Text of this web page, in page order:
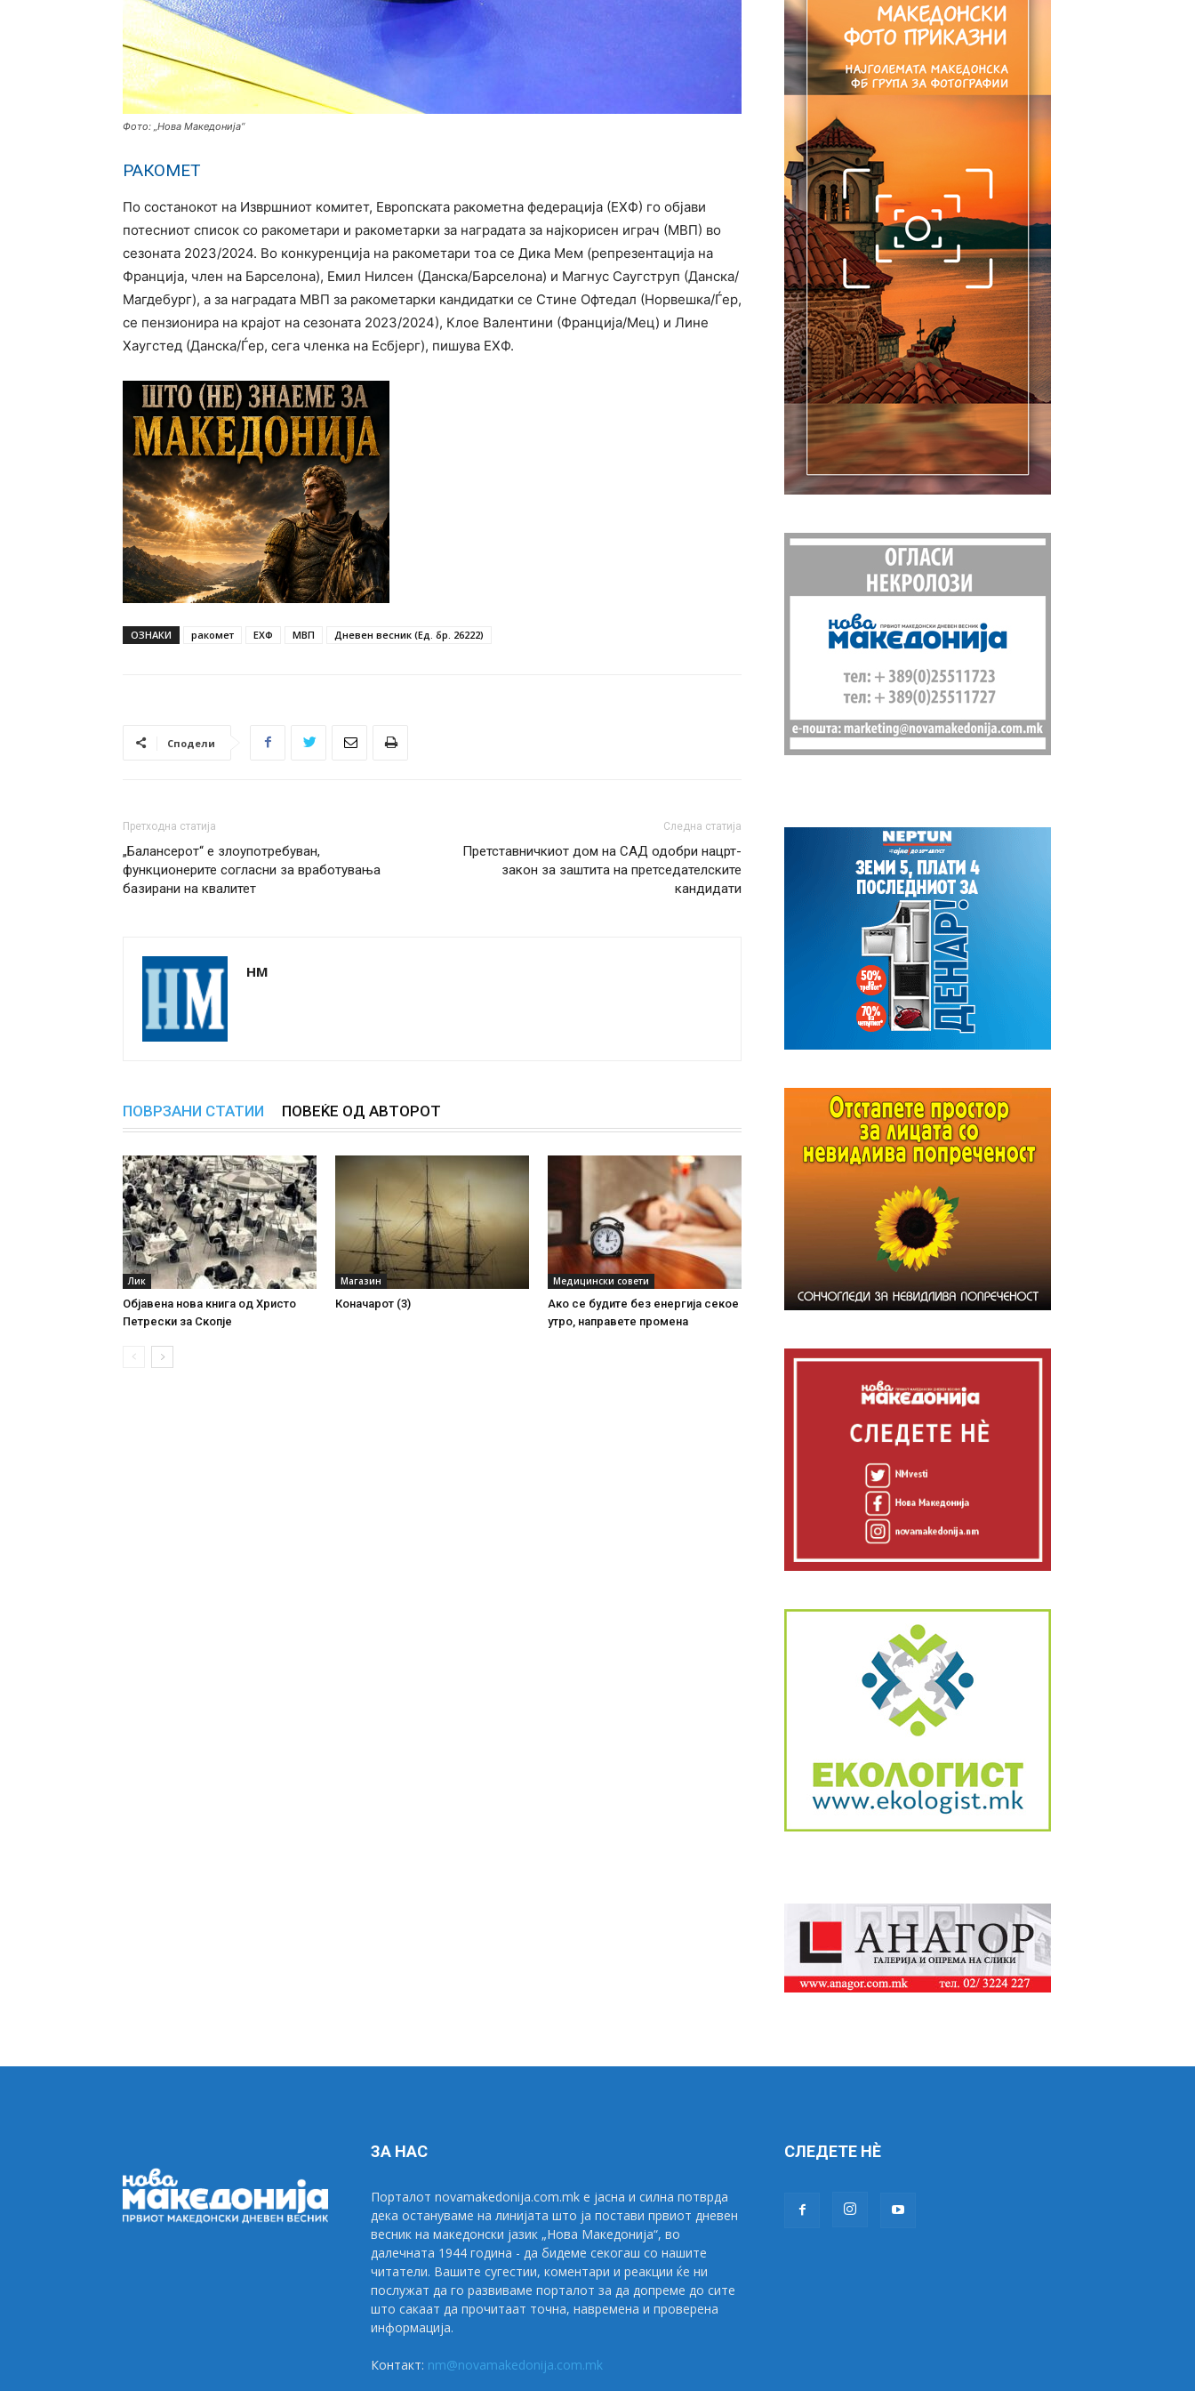
Фото: „Нова Македонија“
РАКОМЕТ
По состанокот на Извршниот комитет, Европската ракометна федерација (ЕХФ) го објави
потесниот список со ракометари и ракометарки за наградата за најкорисен играч (МВП) во
сезоната 2023/2024. Во конкуренција на ракометари тоа се Дика Мем (репрезентација на
Франција, член на Барселона), Емил Нилсен (Данска/Барселона) и Магнус Саугструп (Данска/
Магдебург), а за наградата МВП за ракометарки кандидатки се Стине Офтедал (Норвешка/Ѓер,
се пензионира на крајот на сезоната 2023/2024), Клое Валентини (Франција/Мец) и Лине
Хаугстед (Данска/Ѓер, сега членка на Есбјерг), пишува ЕХФ.
ОЗНАКИ ракомет ЕХФ МВП Дневен весник (Ед. бр. 26222)
Сподели
Претходна статија
„Балансерот“ е злоупотребуван,
функционерите согласни за вработувања
базирани на квалитет
Следна статија
Претставничкиот дом на САД одобри нацрт-
закон за заштита на претседателските
кандидати
НМ
ПОВРЗАНИ СТАТИИ ПОВЕЌЕ ОД АВТОРОТ
Лик
Објавена нова книга од Христо
Петрески за Скопје
Магазин
Коначарот (3)
Медицински совети
Ако се будите без енергиjа секое
утро, направете промена
ЗА НАС
Порталот novamakedonija.com.mk е јасна и силна потврда
дека остануваме на линијата што ја постави првиот дневен
весник на македонски јазик „Нова Македонија“, во
далечната 1944 година - да бидеме секогаш со нашите
читатели. Вашите сугестии, коментари и реакции ќе ни
послужат да го развиваме порталот за да допреме до сите
што сакаат да прочитаат точна, навремена и проверена
информација.
Контакт: nm@novamakedonija.com.mk
СЛЕДЕТЕ НÈ